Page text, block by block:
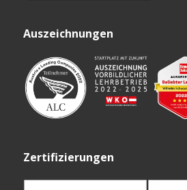
Auszeichnungen
Zertifizierungen